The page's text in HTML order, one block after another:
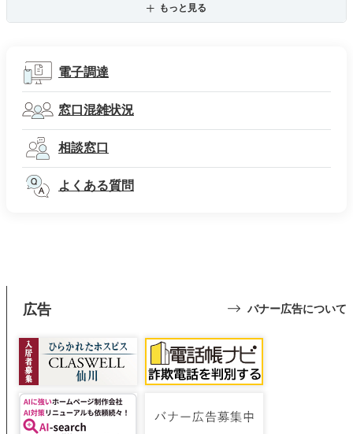
もっと見る
電子調達
窓口混雑状況
相談窓口
よくある質問
広告 バナー広告について